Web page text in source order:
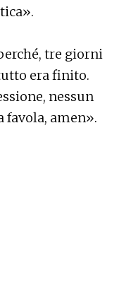
tre giorni
era finito.
nessun
favola, amen».